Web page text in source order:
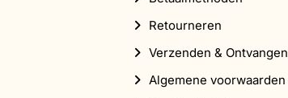
Retourneren
Verzenden & Ontvangen
Algemene voorwaarden